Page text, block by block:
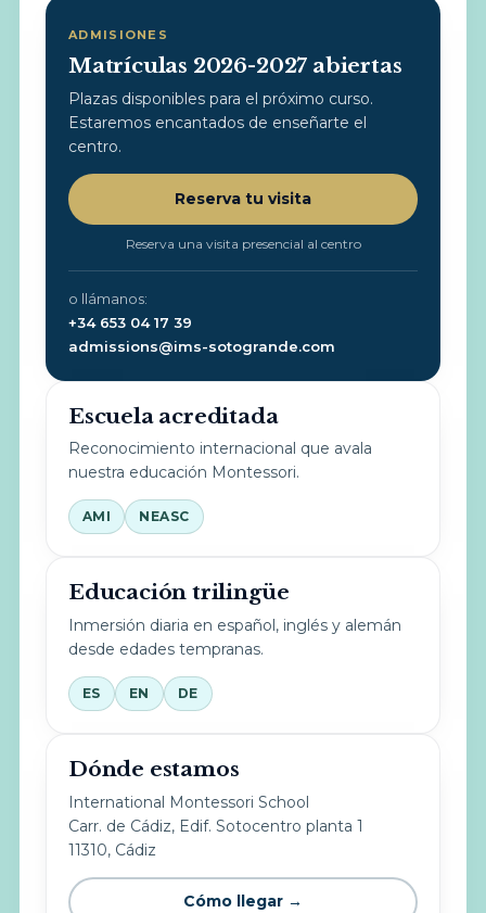
ADMISIONES
Matrículas 2026-2027 abiertas
Plazas disponibles para el próximo curso.
Estaremos encantados de enseñarte el
centro.
Reserva tu visita
Reserva una visita presencial al centro
o llámanos:
+34 653 04 17 39
admissions@ims-sotogrande.com
Escuela acreditada
Reconocimiento internacional que avala
nuestra educación Montessori.
AMI NEASC
Educación trilingüe
Inmersión diaria en español, inglés y alemán
desde edades tempranas.
ES EN DE
Dónde estamos
International Montessori School
Carr. de Cádiz, Edif. Sotocentro planta 1
11310, Cádiz
Cómo llegar →